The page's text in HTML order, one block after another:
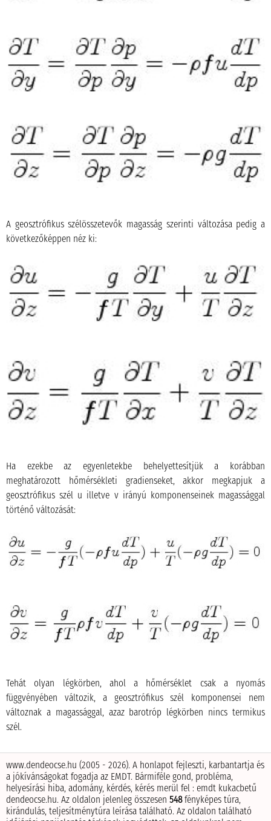
A geosztrófikus szélösszetevők magasság szerinti változása pedig a
következőképpen néz ki:
Ha ezekbe az egyenletekbe behelyettesítjük a korábban
meghatározott hőmérsékleti gradienseket, akkor megkapjuk a
geosztrófikus szél u illetve v irányú komponenseinek magassággal
történő változását:
Tehát olyan légkörben, ahol a hőmérséklet csak a nyomás
függvényében változik, a geosztrófikus szél komponensei nem
változnak a magassággal, azaz barotróp légkörben nincs termikus
szél.
www.dendeocse.hu (2005 - 2026). A honlapot fejleszti, karbantartja és
a jókívánságokat fogadja az EMDT. Bármiféle gond, probléma,
helyesírási hiba, adomány, kérdés, kérés merül fel : emdt kukacbetű
dendeocse.hu. Az oldalon jelenleg összesen 548fényképes túra,
kirándulás, teljesítménytúra leírása található. Az oldalon található